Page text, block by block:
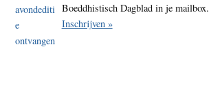
Boeddhistisch Dagblad in je mailbox.
Inschrijven »